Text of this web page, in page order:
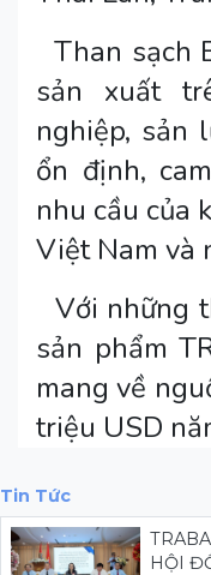
Than sạch
sản xuất
nghiệp, sản
ổn định,
nhu cầu của
Việt Nam và
Với những
sản phẩm
mang về
triệu USD
Tin Tức
HỘI